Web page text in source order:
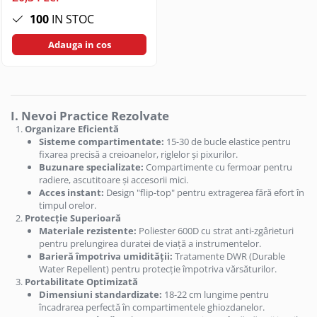
Huse si protectii pentru Motorola
Edge 50 Pro
Huse si protectii pentru Motorola
Edge 50 Ultra
Edge 60 Neo
Huse si protectii pentru Motorola
Edge 60 Pro 5G
Huse si protectii pentru Motorola
Edge 70
Huse si protectii pentru Motorola
Edge 70 Fusion
Huse si protectii pentru Motorola
Edge 70 Pro 5G
Huse si protectii pentru Motorola
G22 4G
Huse si protectii pentru Motorola
G24 4G
100 IN STOC
Adauga in cos
I. Nevoi Practice Rezolvate
Organizare Eficientă
Sisteme compartimentate: 15-30 de bucle elastice pentru
fixarea precisă a creioanelor, riglelor și pixurilor.
Buzunare specializate: Compartimente cu fermoar pentru
radiere, ascutitoare și accesorii mici.
Acces instant: Design "flip-top" pentru extragerea fără efort în
timpul orelor.
Protecție Superioară
Materiale rezistente: Poliester 600D cu strat anti-zgârieturi
pentru prelungirea duratei de viață a instrumentelor.
Barieră împotriva umidității: Tratamente DWR (Durable
Water Repellent) pentru protecție împotriva vărsăturilor.
Portabilitate Optimizată
Dimensiuni standardizate: 18-22 cm lungime pentru
încadrarea perfectă în compartimentele ghiozdanelor.